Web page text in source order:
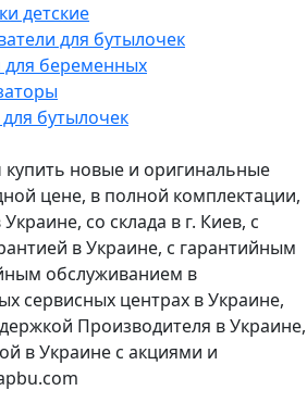
детские
для бутылочек
беременных
бутылочек
купить новые и оригинальные
цене, в полной комплектации,
со склада в г. Киев, с
в Украине, с гарантийным
обслуживанием в
сервисных центрах в Украине,
Производителя в Украине,
в Украине с акциями и